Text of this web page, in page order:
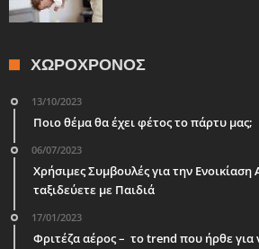
ΧΩΡΟΧΡΌΝΟΣ
13/10/2023
Ποιο θέμα θα έχει φέτος το πάρτυ μας;
06/07/2023
Χρήσιμες Συμβουλές για την Ενοικίαση
ταξιδεύετε με Παιδιά
17/01/2023
Φριτέζα αέρος – το trend που ήρθε για